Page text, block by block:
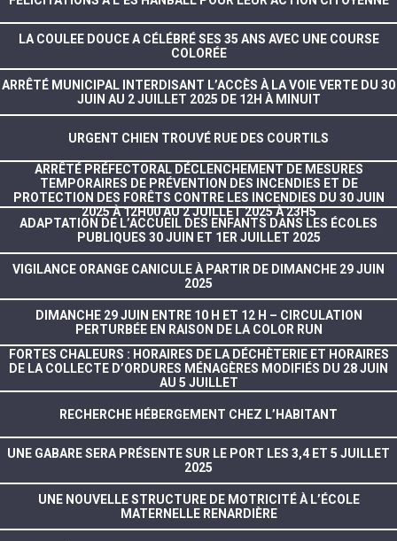
LA COULEE DOUCE A CÉLÉBRÉ SES 35 ANS AVEC UNE COURSE
COLORÉE
ARRÊTÉ MUNICIPAL INTERDISANT L’ACCÈS À LA VOIE VERTE DU 30
JUIN AU 2 JUILLET 2025 DE 12H À MINUIT
URGENT CHIEN TROUVÉ RUE DES COURTILS
ARRÊTÉ PRÉFECTORAL DÉCLENCHEMENT DE MESURES
TEMPORAIRES DE PRÉVENTION DES INCENDIES ET DE
PROTECTION DES FORÊTS CONTRE LES INCENDIES DU 30 JUIN
2025 À 12H00 AU 2 JUILLET 2025 À 23H5
ADAPTATION DE L’ACCUEIL DES ENFANTS DANS LES ÉCOLES
PUBLIQUES 30 JUIN ET 1ER JUILLET 2025
VIGILANCE ORANGE CANICULE À PARTIR DE DIMANCHE 29 JUIN
2025
DIMANCHE 29 JUIN ENTRE 10 H ET 12 H – CIRCULATION
PERTURBÉE EN RAISON DE LA COLOR RUN
FORTES CHALEURS : HORAIRES DE LA DÉCHÈTERIE ET HORAIRES
DE LA COLLECTE D’ORDURES MÉNAGÈRES MODIFIÉS DU 28 JUIN
AU 5 JUILLET
RECHERCHE HÉBERGEMENT CHEZ L’HABITANT
UNE GABARE SERA PRÉSENTE SUR LE PORT LES 3,4 ET 5 JUILLET
2025
UNE NOUVELLE STRUCTURE DE MOTRICITÉ À L’ÉCOLE
MATERNELLE RENARDIÈRE